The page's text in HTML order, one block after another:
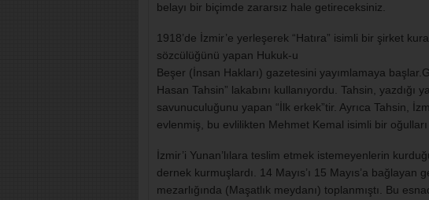
belayı bir biçimde zararsız hale getireceksiniz.
1918’de İzmir’e yerleşerek “Hatıra” isimli bir şirket
sözcülüğünü yapan Hukuk-u
Beşer (İnsan Hakları) gazetesini yayımlamaya
Hasan Tahsin” lakabını kullanıyordu. Tahsin, yazdığı
savunuculuğunu yapan “İlk erkek”tir. Ayrıca Tahsin,
evlenmiş, bu evlilikten Mehmet Kemal isimli bir oğulları
İzmir’i Yunan’lılara teslim etmek istemeyenlerin
dernek kurmuşlardı. 14 Mayıs’ı 15 Mayıs’a bağlayan
mezarlığında (Maşatlık meydanı) toplanmıştı. Bu